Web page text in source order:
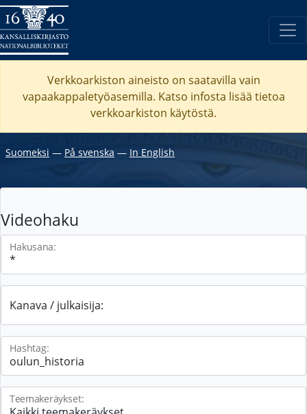
Verkkoarkiston aineisto on saatavilla vain
vapaakappaletyöasemilla. Katso infosta lisää tietoa
verkkoarkiston käytöstä.
Suomeksi ― På svenska ― In English
Videohaku
Hakusana:
Kanava / julkaisija:
Hashtag:
Teemakeräykset: